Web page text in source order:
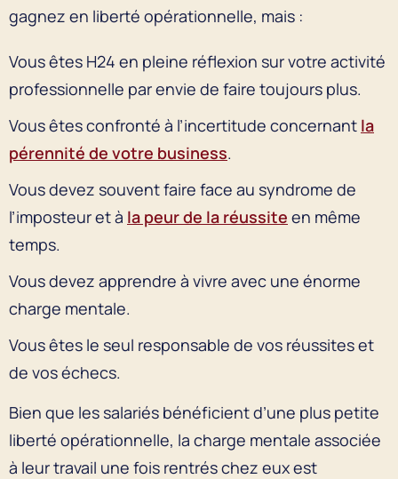
gagnez en liberté opérationnelle, mais :
Vous êtes H24 en pleine réflexion sur votre activité
professionnelle par envie de faire toujours plus.
Vous êtes confronté à l’incertitude concernant la
pérennité de votre business.
Vous devez souvent faire face au syndrome de
l’imposteur et à la peur de la réussite en même
temps.
Vous devez apprendre à vivre avec une énorme
charge mentale.
Vous êtes le seul responsable de vos réussites et
de vos échecs.
Bien que les salariés bénéficient d’une plus petite
liberté opérationnelle, la charge mentale associée
à leur travail une fois rentrés chez eux est